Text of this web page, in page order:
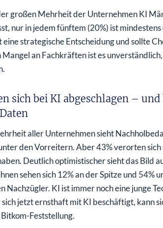
großen Mehrheit der Unternehmen KI
nur in jedem fünftem (20%) ist
eine strategische Entscheidung und sollte
Mangel an Fachkräften ist es
sich bei KI abgeschlagen –
aller Unternehmen sieht
den Vorreitern. Aber 43% verorten
Deutlich optimistischer sieht das Bild
sehen sich 12% an der Spitze und
Nachzügler. KI ist immer noch eine junge
jetzt ernsthaft mit KI beschäftigt, kann
Feststellung.